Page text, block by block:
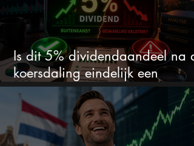
Is dit 5% dividendaandeel na
koersdaling eindelijk een
koopkans?